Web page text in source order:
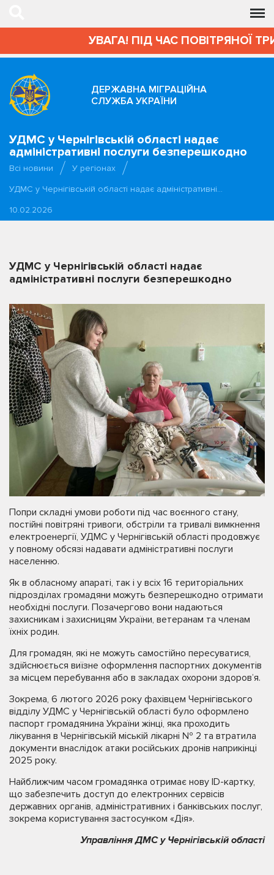
УВАГА! ПІД ЧАС ПОВІТРЯНОЇ
ДЕРЖАВНА МІГРАЦІЙНА
СЛУЖБА УКРАЇНИ
УДМС у Чернігівській області надає
адміністративні послуги безперешкодно
Всі новини
У регіонах
УДМС у Чернігівській області надає адміністративні…
10.02.2026
УДМС у Чернігівській області надає
адміністративні послуги безперешкодно
Попри складні умови роботи під час воєнного стану,
постійні повітряні тривоги, обстріли та тривалі вимкнення
електроенергії, УДМС у Чернігівській області продовжує
у повному обсязі надавати адміністративні послуги
населенню.
Як в обласному апараті, так і у всіх 16 територіальних
підрозділах громадяни можуть безперешкодно отримати
необхідні послуги. Позачергово вони надаються
захисникам і захисницям України, ветеранам та членам
їхніх родин.
Для громадян, які не можуть самостійно пересуватися,
здійснюється виїзне оформлення паспортних документів
за місцем перебування або в закладах охорони здоров’я.
Зокрема, 6 лютого 2026 року фахівцем Чернігівського
відділу УДМС у Чернігівській області було оформлено
паспорт громадянина України жінці, яка проходить
лікування в Чернігівській міській лікарні № 2 та втратила
документи внаслідок атаки російських дронів наприкінці
2025 року.
Найближчим часом громадянка отримає нову ID-картку,
що забезпечить доступ до електронних сервісів
державних органів, адміністративних і банківських послуг,
зокрема користування застосунком «Дія».
Управління ДМС у Чернігівській області